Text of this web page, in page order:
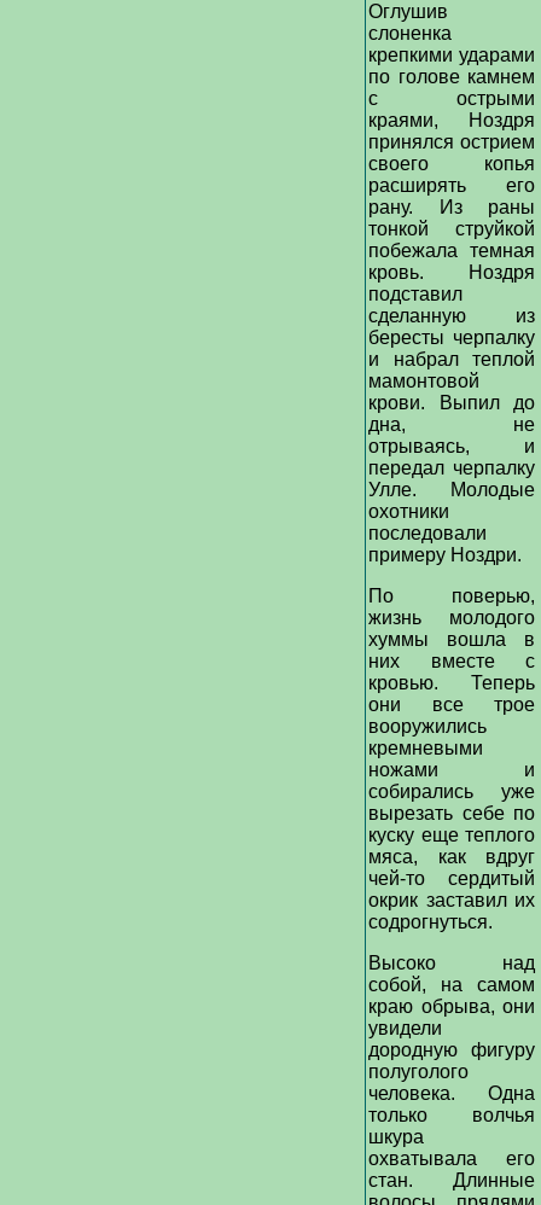
Оглушив
слоненка
крепкими ударами
по голове камнем
с острыми
краями, Ноздря
принялся острием
своего копья
расширять его
рану. Из раны
тонкой струйкой
побежала темная
кровь. Ноздря
подставил
сделанную из
бересты черпалку
и набрал теплой
мамонтовой
крови. Выпил до
дна, не
отрываясь, и
передал черпалку
Улле. Молодые
охотники
последовали
примеру Ноздри.
По поверью,
жизнь молодого
хуммы вошла в
них вместе с
кровью. Теперь
они все трое
вооружились
кремневыми
ножами и
собирались уже
вырезать себе по
куску еще теплого
мяса, как вдруг
чей-то сердитый
окрик заставил их
содрогнуться.
Высоко над
собой, на самом
краю обрыва, они
увидели
дородную фигуру
полуголого
человека. Одна
только волчья
шкура
охватывала его
стан. Длинные